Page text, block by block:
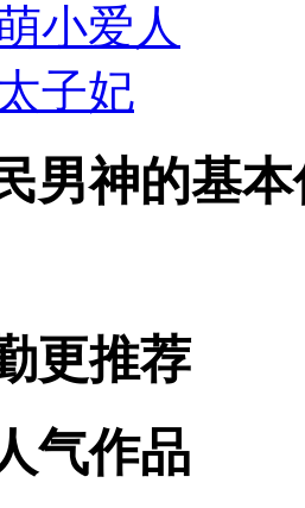
小爱人
子妃
男神的基
更推荐
气作品